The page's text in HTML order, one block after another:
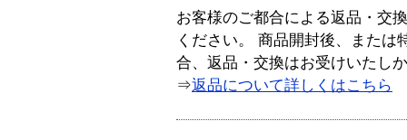
お客様のご都合による返品・交
ください。 商品開封後、または
合、返品・交換はお受けいたし
⇒返品について詳しくはこちら